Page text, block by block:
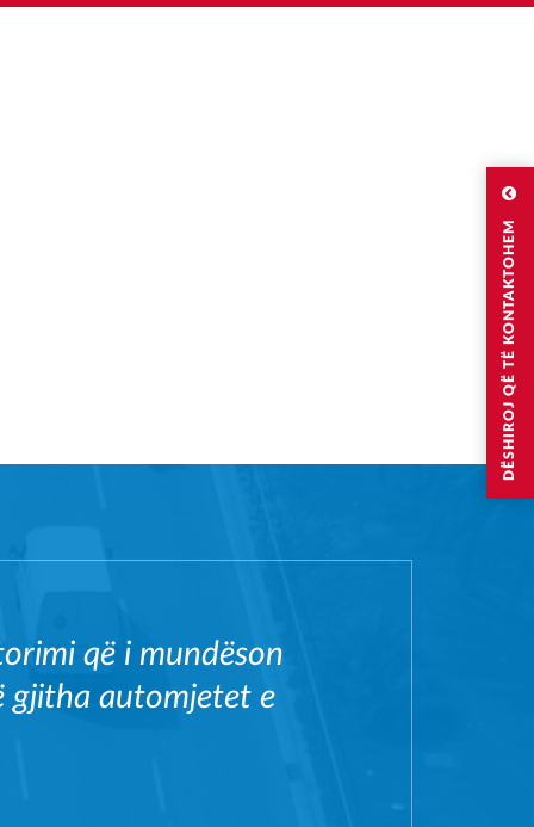
DËSHIROJ QË TË KONTAKTOHEM
që i mundëson
gjitha automjetet e